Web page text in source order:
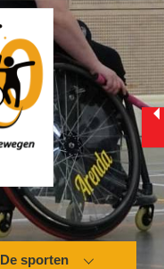
De sporten